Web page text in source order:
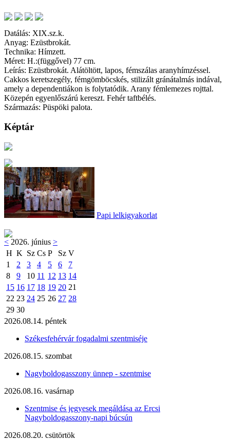
Datálás: XIX.sz.k.
Anyag: Ezüstbrokát.
Technika: Hímzett.
Méret: H.:(függővel) 77 cm.
Leírás: Ezüstbrokát. Alátöltött, lapos, fémszálas aranyhímzéssel.
Cakkos keretszegély, fémgömböcskés, stilizált gránátalmás indával,
amely a dependentiákon is folytatódik. Arany fémlemezes rojttal.
Közepén egyenlőszárú kereszt. Fehér taftbélés.
Származás: Püspöki palota.
Képtár
Papi lelkigyakorlat
< 2026. június >
H K Sz Cs P Sz V
1
2 3 4 5 6
7
8
9 10 11 12 13 14
15 16 17 18 19 20 21
22 23 24 25 26 27 28
29 30
2026.08.14. péntek
Székesfehérvár fogadalmi szentmiséje
2026.08.15. szombat
Nagyboldogasszony ünnep - szentmise
2026.08.16. vasárnap
Szentmise és jegyesek megáldása az Ercsi
Nagyboldogasszony-napi búcsún
2026.08.20. csütörtök